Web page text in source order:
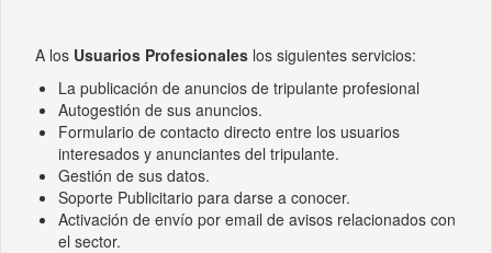
A los Usuarios Profesionales los siguientes servicios:
La publicación de anuncios de tripulante profesional
Autogestión de sus anuncios.
Formulario de contacto directo entre los usuarios
interesados y anunciantes del tripulante.
Gestión de sus datos.
Soporte Publicitario para darse a conocer.
Activación de envío por email de avisos relacionados con
el sector.